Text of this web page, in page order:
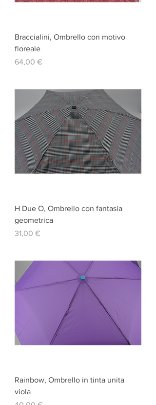
Braccialini, Ombrello con motivo
floreale
Prezzo
64,00 €
H Due O, Ombrello con fantasia
geometrica
Prezzo
31,00 €
Rainbow, Ombrello in tinta unita
viola